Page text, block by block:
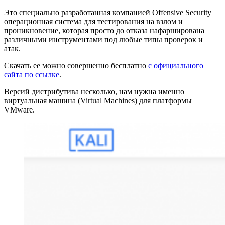
Это специально разработанная компанией Offensive Security
операционная система для тестирования на взлом и
проникновение, которая просто до отказа нафарширована
различными инструментами под любые типы проверок и
атак.
Скачать ее можно совершенно бесплатно c официального
сайта по ссылке.
Версий дистрибутива несколько, нам нужна именно
виртуальная машина (Virtual Machines) для платформы
VMware.